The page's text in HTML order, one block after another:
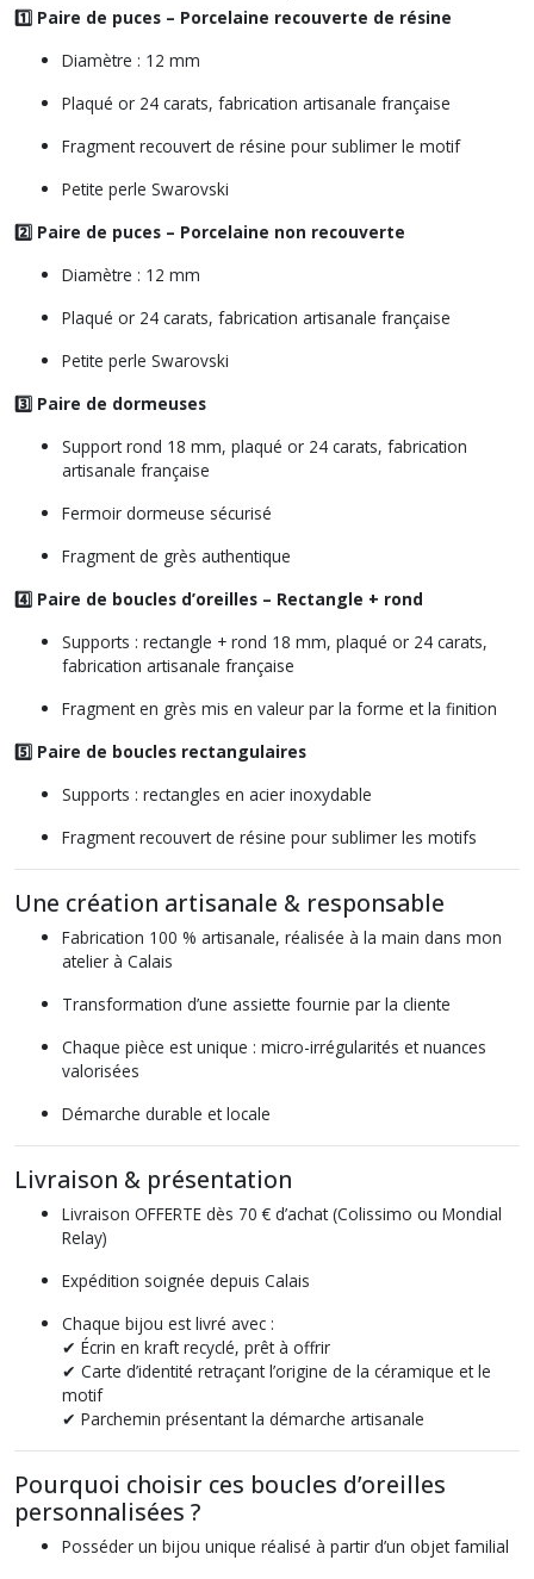
1️⃣ Paire de puces – Porcelaine recouverte de résine
Diamètre : 12 mm
Plaqué or 24 carats, fabrication artisanale française
Fragment recouvert de résine pour sublimer le motif
Petite perle Swarovski
2️⃣ Paire de puces – Porcelaine non recouverte
Diamètre : 12 mm
Plaqué or 24 carats, fabrication artisanale française
Petite perle Swarovski
3️⃣ Paire de dormeuses
Support rond 18 mm, plaqué or 24 carats, fabrication
artisanale française
Fermoir dormeuse sécurisé
Fragment de grès authentique
4️⃣ Paire de boucles d’oreilles – Rectangle + rond
Supports : rectangle + rond 18 mm, plaqué or 24 carats,
fabrication artisanale française
Fragment en grès mis en valeur par la forme et la finition
5️⃣ Paire de boucles rectangulaires
Supports : rectangles en acier inoxydable
Fragment recouvert de résine pour sublimer les motifs
Une création artisanale & responsable
Fabrication 100 % artisanale, réalisée à la main dans mon
atelier à Calais
Transformation d’une assiette fournie par la cliente
Chaque pièce est unique : micro-irrégularités et nuances
valorisées
Démarche durable et locale
Livraison & présentation
Livraison OFFERTE dès 70 € d’achat (Colissimo ou Mondial
Relay)
Expédition soignée depuis Calais
Chaque bijou est livré avec :
✔ Écrin en kraft recyclé, prêt à offrir
✔ Carte d’identité retraçant l’origine de la céramique et le
motif
✔ Parchemin présentant la démarche artisanale
Pourquoi choisir ces boucles d’oreilles
personnalisées ?
Posséder un bijou unique réalisé à partir d’un objet familial